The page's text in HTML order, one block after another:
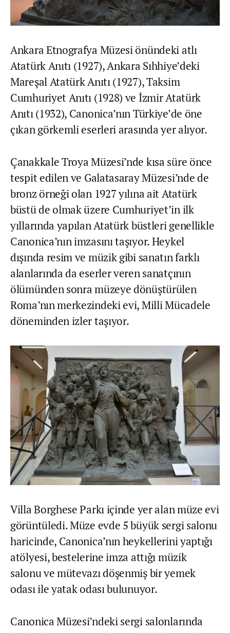
Ankara Etnografya Müzesi önündeki atlı
Atatürk Anıtı (1927), Ankara Sıhhiye’deki
Mareşal Atatürk Anıtı (1927), Taksim
Cumhuriyet Anıtı (1928) ve İzmir Atatürk
Anıtı (1932), Canonica’nın Türkiye’de öne
çıkan görkemli eserleri arasında yer alıyor.
Çanakkale Troya Müzesi’nde kısa süre önce
tespit edilen ve Galatasaray Müzesi’nde de
bronz örneği olan 1927 yılına ait Atatürk
büstü de olmak üzere Cumhuriyet’in ilk
yıllarında yapılan Atatürk büstleri genellikle
Canonica’nın imzasını taşıyor. Heykel
dışında resim ve müzik gibi sanatın farklı
alanlarında da eserler veren sanatçının
ölümünden sonra müzeye dönüştürülen
Roma’nın merkezindeki evi, Milli Mücadele
döneminden izler taşıyor.
Villa Borghese Parkı içinde yer alan müze evi
görüntüledi. Müze evde 5 büyük sergi salonu
haricinde, Canonica’nın heykellerini yaptığı
atölyesi, bestelerine imza attığı müzik
salonu ve mütevazı döşenmiş bir yemek
odası ile yatak odası bulunuyor.
Canonica Müzesi’ndeki sergi salonlarında